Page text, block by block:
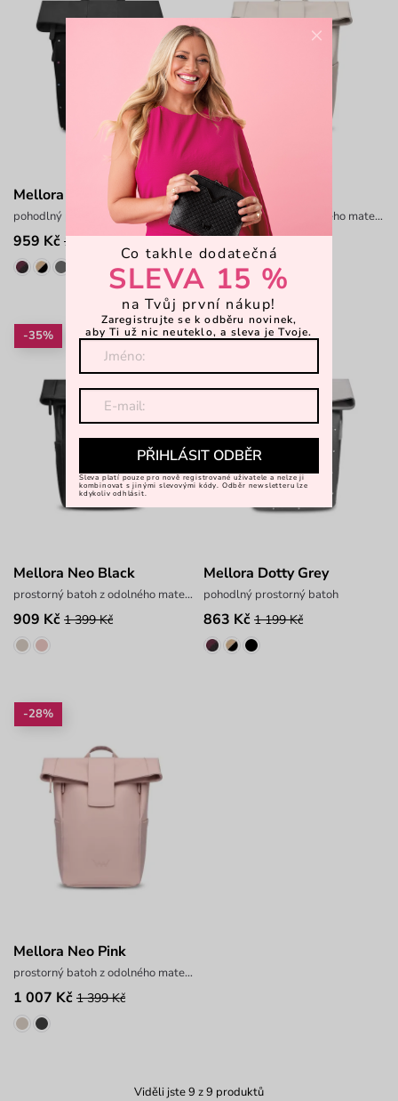
Mellora Dotty Black
pohodlný prostorný batoh
959 Kč 1 199 Kč
Mellora Neo Beige
prostorný batoh z odolného materiálu
979 Kč 1 399 Kč
-35%
Mellora Neo Black
prostorný batoh z odolného materiálu
909 Kč 1 399 Kč
-28%
Mellora Dotty Grey
pohodlný prostorný batoh
863 Kč 1 199 Kč
-28%
Mellora Neo Pink
prostorný batoh z odolného materiálu
1 007 Kč 1 399 Kč
Viděli jste 9 z 9 produktů
×
Co takhle dodatečná
SLEVA 15 %
na Tvůj první nákup!
Zaregistrujte se k odběru novinek,
aby Ti už nic neuteklo, a sleva je Tvoje.
PŘIHLÁSIT ODBĚR
Sleva platí pouze pro nově registrované uživatele a nelze ji
kombinovat s jinými slevovými kódy. Odběr newsletteru lze
kdykoliv odhlásit.